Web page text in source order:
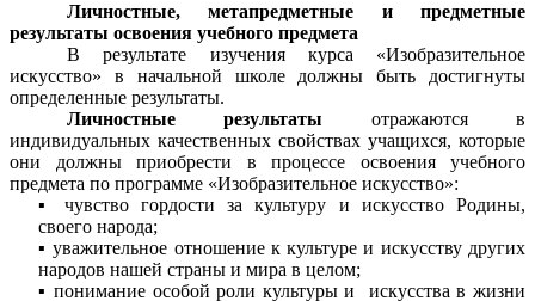
Личностные, метапредметные и предметные
результаты освоения учебного предмета
В результате изучения курса «Изобразительное
искусство» в начальной школе должны быть достигнуты
определенные результаты.
Личностные результаты отражаются в
индивидуальных качественных свойствах учащихся, которые
они должны приобрести в процессе освоения учебного
предмета по программе «Изобразительное искусство»:
чувство гордости за культуру и искусство Родины,
своего народа;
уважительное отношение к культуре и искусству других
народов нашей страны и мира в целом;
понимание особой роли культуры и искусства в жизни